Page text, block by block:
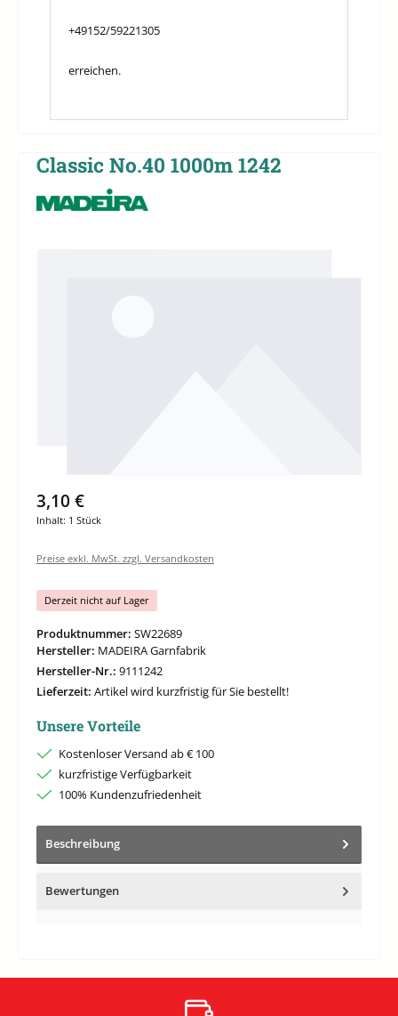
+49152/59221305
erreichen.
Classic No.40 1000m 1242
3,10 €
Inhalt: 1 Stück
Preise exkl. MwSt. zzgl. Versandkosten
Derzeit nicht auf Lager
Produktnummer: SW22689
Hersteller: MADEIRA Garnfabrik
Hersteller-Nr.: 9111242
Lieferzeit: Artikel wird kurzfristig für Sie bestellt!
Unsere Vorteile
Kostenloser Versand ab € 100
kurzfristige Verfügbarkeit
100% Kundenzufriedenheit
Beschreibung
Bewertungen